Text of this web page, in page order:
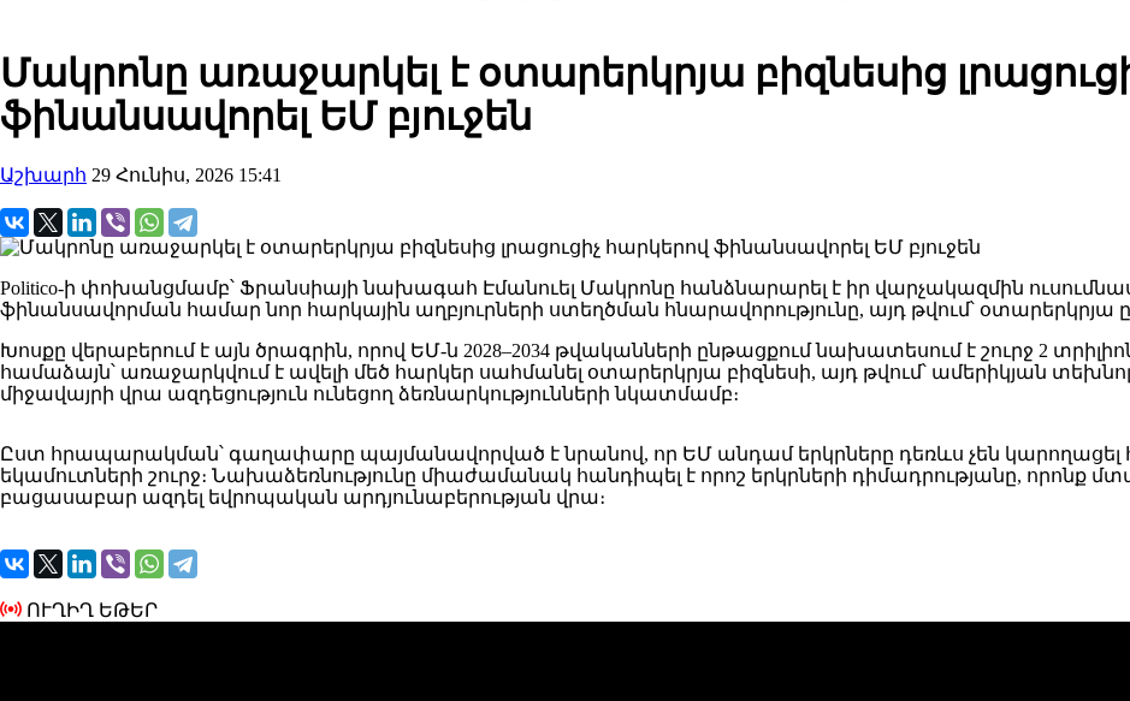
Մակրոնը առաջարկել է օտարերկրյա բիզնեսից
ֆինանսավորել ԵՄ բյուջեն
Աշխարհ 29 Հունիս, 2026 15:41
Politico-ի փոխանցմամբ՝ Ֆրանսիայի նախագահ Էմանուել Մակրոնը հանձնարարել է իր վարչակազմին
ֆինանսավորման համար նոր հարկային աղբյուրների ստեղծման հնարավորությունը, այդ թվում՝ օտարերկրյա
Խոսքը վերաբերում է այն ծրագրին, որով ԵՄ-ն 2028–2034 թվականների ընթացքում նախատեսում է շուրջ 2
համաձայն՝ առաջարկվում է ավելի մեծ հարկեր սահմանել օտարերկրյա բիզնեսի, այդ թվում՝ ամերիկյան
միջավայրի վրա ազդեցություն ունեցող ձեռնարկությունների նկատմամբ։
Ըստ հրապարակման՝ գաղափարը պայմանավորված է նրանով, որ ԵՄ անդամ երկրները դեռևս չեն կարողացել
եկամուտների շուրջ։ Նախաձեռնությունը միաժամանակ հանդիպել է որոշ երկրների դիմադրությանը, որոնք
բացասաբար ազդել եվրոպական արդյունաբերության վրա։
ՈՒՂԻՂ ԵԹԵՐ